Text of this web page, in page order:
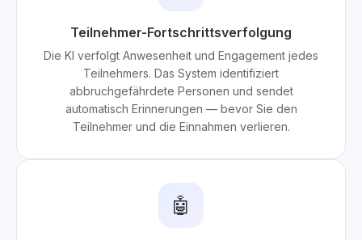
Teilnehmer-Fortschrittsverfolgung
Die KI verfolgt Anwesenheit und Engagement jedes
Teilnehmers. Das System identifiziert
abbruchgefährdete Personen und sendet
automatisch Erinnerungen — bevor Sie den
Teilnehmer und die Einnahmen verlieren.
🤖